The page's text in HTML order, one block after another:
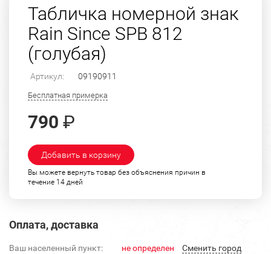
Табличка номерной знак
Rain Since SPB 812
(голубая)
Артикул: 09190911
Бесплатная примерка
790 ₽
Добавить в корзину
Вы можете вернуть товар без объяснения причин в
течение 14 дней
Оплата, доставка
Ваш населенный пункт: не определен Cменить город